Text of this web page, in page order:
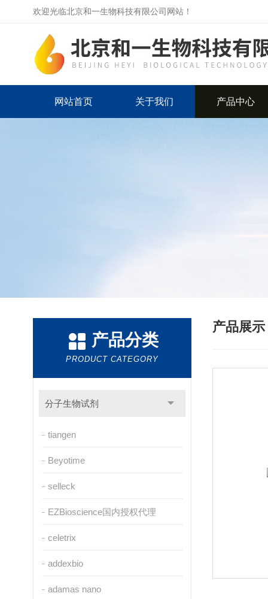
欢迎光临北京和一生物科技有限公司网站！
网站首页 关于我们 产品中心
产品分类
PRODUCT CATEGORY
分子生物试剂
tiangen
Beyotime
selleck
EZBioscience国内授权代理
celetrix
addexbio
adamas nano
产品展示